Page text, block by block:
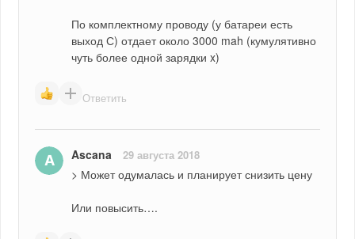
По комплектному проводу (у батареи есть
выход С) отдает около 3000 mah (кумулятивно
чуть более одной зарядки x)
Ответить
Ascana 29 августа 2018
> Может одумалась и планирует снизить цену
Или повысить….